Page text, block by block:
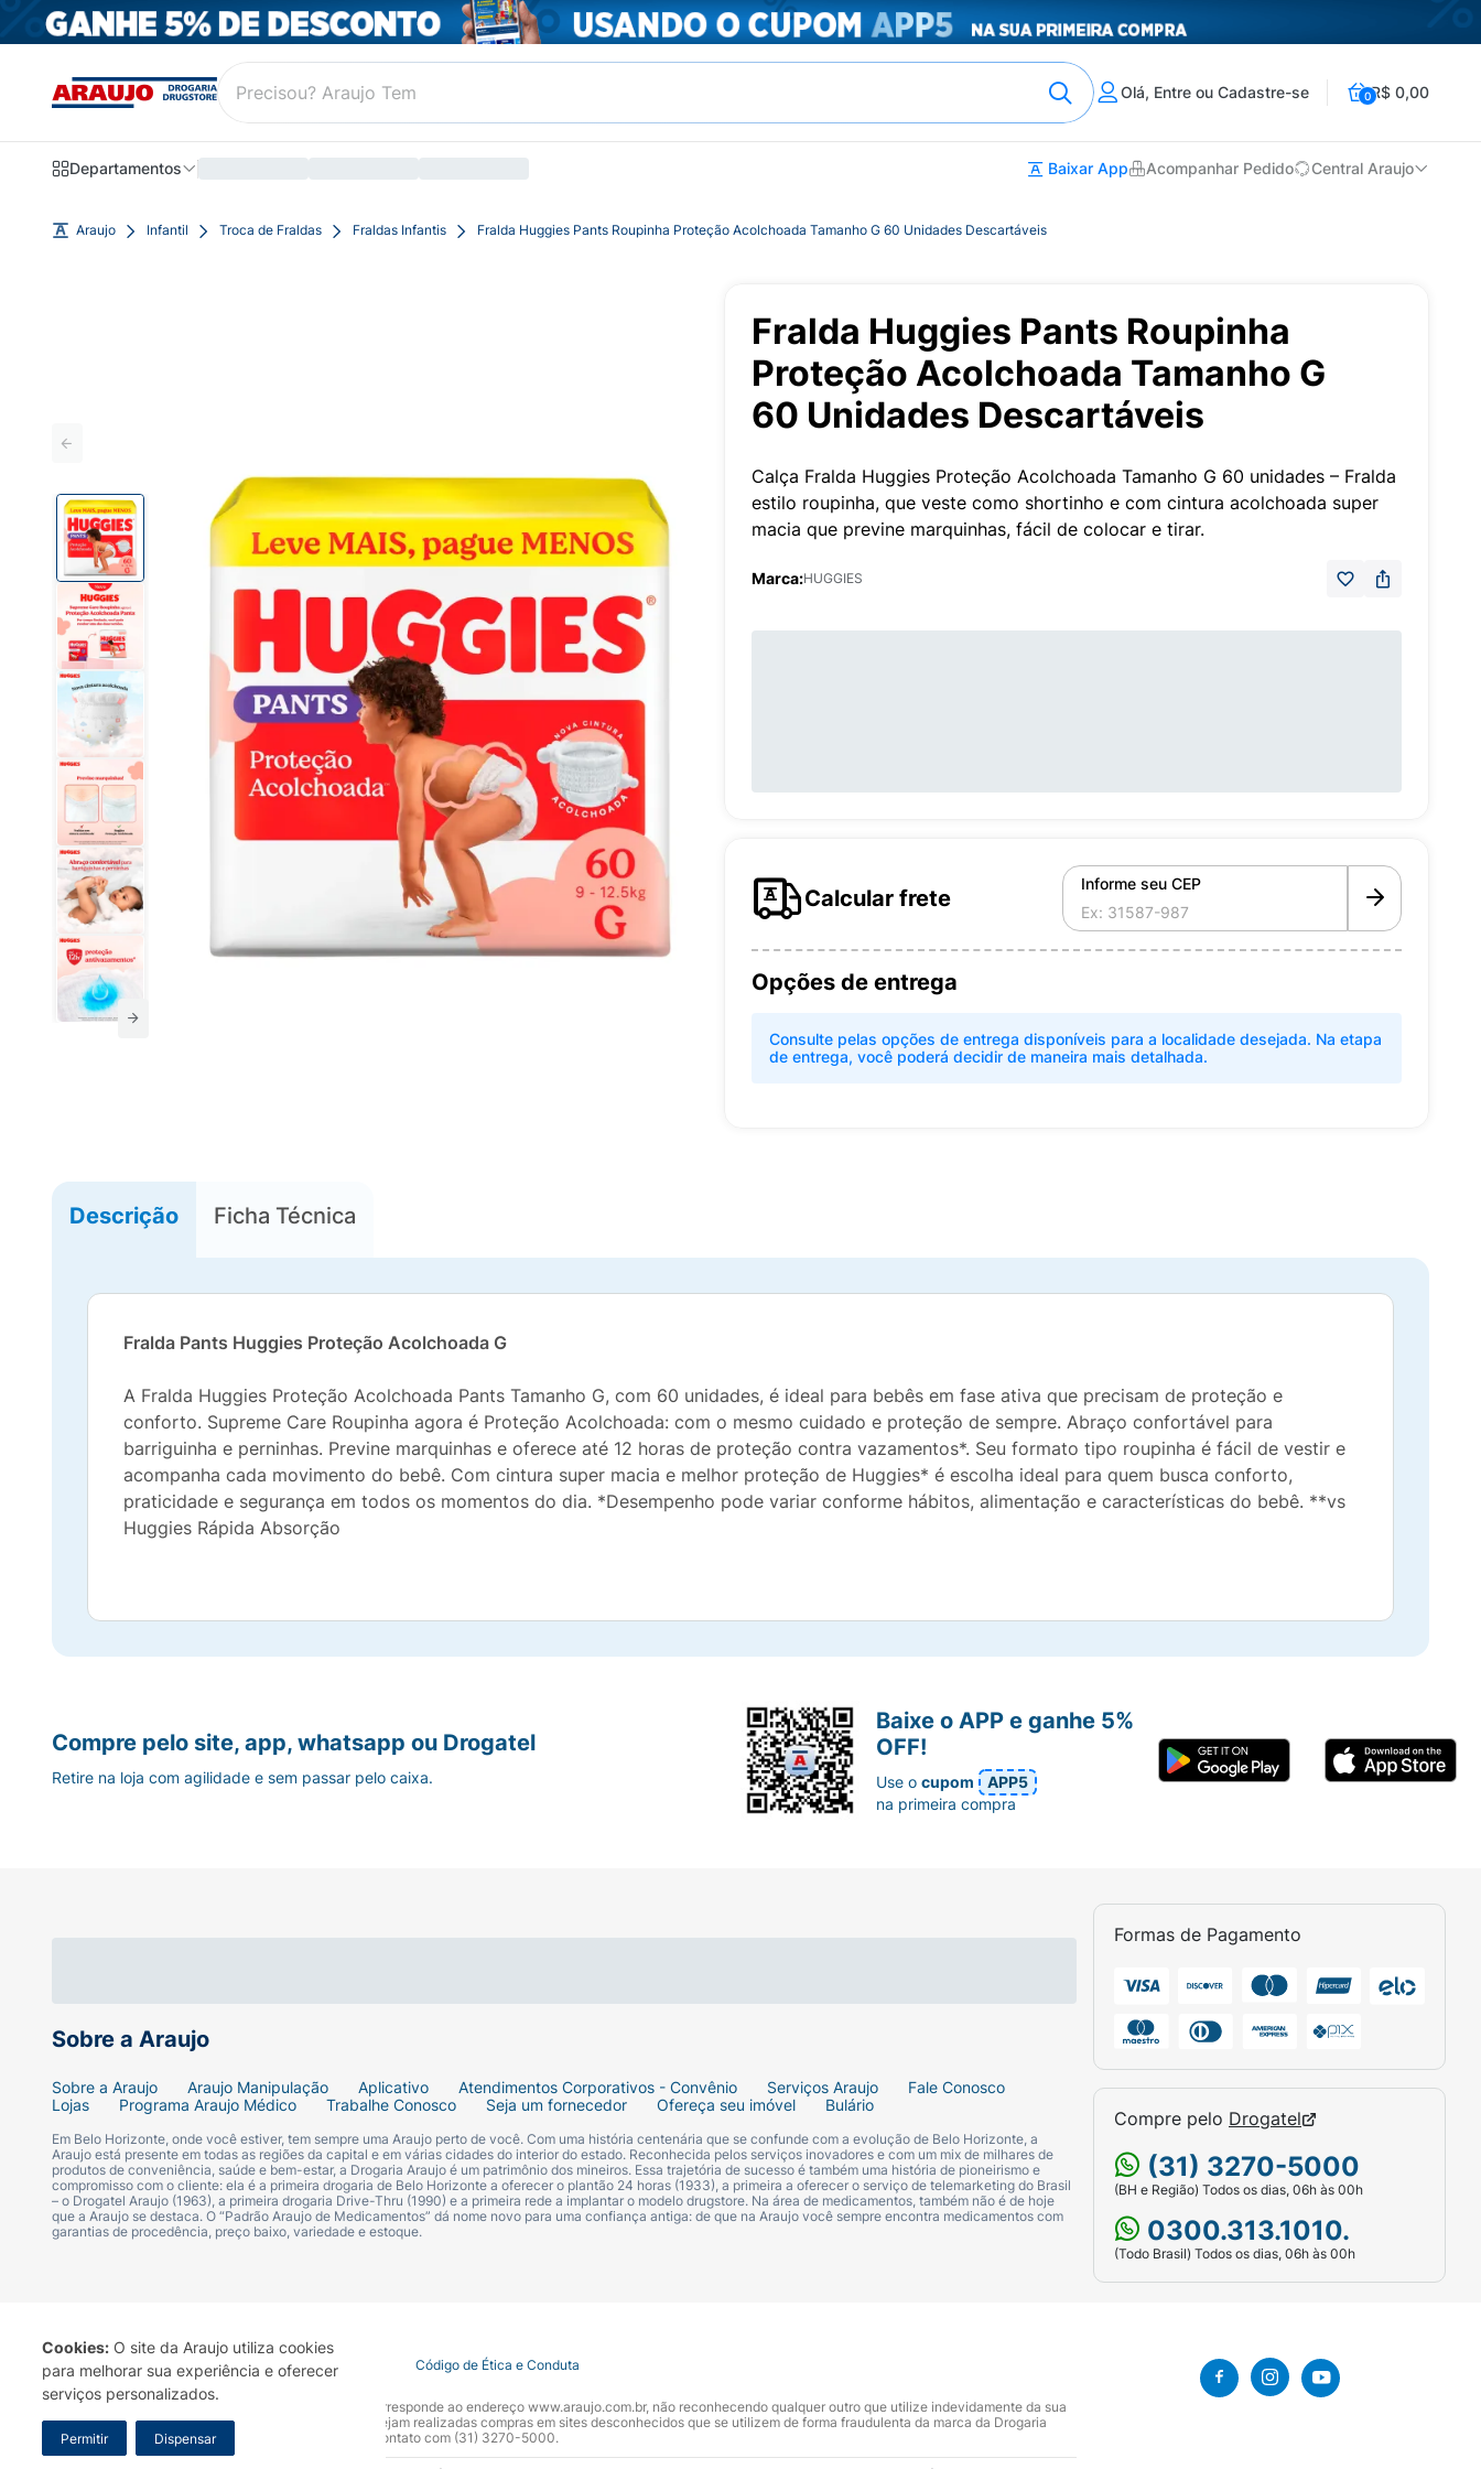
Cookies: O site da Araujo utiliza cookies
para melhorar sua experiência e oferecer
serviços personalizados.
Permitir Dispensar
Olá, Entre ou Cadastre-se 0R$ 0,00
Departamentos Baixar App Acompanhar Pedido Central Araujo
Araujo Infantil Troca de Fraldas Fraldas Infantis Fralda Huggies Pants Roupinha Proteção Acolchoada Tamanho G 60 Unidades Descartáveis
Fralda Huggies Pants Roupinha
Proteção Acolchoada Tamanho G
60 Unidades Descartáveis
Calça Fralda Huggies Proteção Acolchoada Tamanho G 60 unidades – Fralda
estilo roupinha, que veste como shortinho e com cintura acolchoada super
macia que previne marquinhas, fácil de colocar e tirar.
Marca:HUGGIES
Calcular frete
Informe seu CEP
Opções de entrega
Consulte pelas opções de entrega disponíveis para a localidade desejada. Na etapa
de entrega, você poderá decidir de maneira mais detalhada.
Descrição Ficha Técnica
Fralda Pants Huggies Proteção Acolchoada G
A Fralda Huggies Proteção Acolchoada Pants Tamanho G, com 60 unidades, é ideal para bebês em fase ativa que precisam de proteção e
conforto. Supreme Care Roupinha agora é Proteção Acolchoada: com o mesmo cuidado e proteção de sempre. Abraço confortável para
barriguinha e perninhas. Previne marquinhas e oferece até 12 horas de proteção contra vazamentos*. Seu formato tipo roupinha é fácil de vestir e
acompanha cada movimento do bebê. Com cintura super macia e melhor proteção de Huggies* é escolha ideal para quem busca conforto,
praticidade e segurança em todos os momentos do dia. *Desempenho pode variar conforme hábitos, alimentação e características do bebê. **vs
Huggies Rápida Absorção
Sobre a Araujo
Sobre a Araujo Araujo Manipulação Aplicativo Atendimentos Corporativos - Convênio Serviços Araujo
Fale Conosco
Lojas
Programa Araujo Médico Trabalhe Conosco Seja um fornecedor Ofereça seu imóvel Bulário
Em Belo Horizonte, onde você estiver, tem sempre uma Araujo perto de você. Com uma história centenária que se confunde com a evolução de Belo Horizonte, a
Araujo está presente em todas as regiões da capital e em várias cidades do interior do estado. Reconhecida pelos serviços inovadores e com um mix de milhares de
produtos de conveniência, saúde e bem-estar, a Drogaria Araujo é um patrimônio dos mineiros. Essa trajetória de sucesso é também uma história de pioneirismo e
compromisso com o cliente: ela é a primeira drogaria de Belo Horizonte a oferecer o plantão 24 horas (1933), a primeira a oferecer o serviço de telemarketing do Brasil
– o Drogatel Araujo (1963), a primeira drogaria Drive-Thru (1990) e a primeira rede a implantar o modelo drugstore. Na área de medicamentos, também não é de hoje
que a Araujo se destaca. O “Padrão Araujo de Medicamentos” dá nome novo para uma confiança antiga: de que na Araujo você sempre encontra medicamentos com
garantias de procedência, preço baixo, variedade e estoque.
Formas de Pagamento
Compre pelo Drogatel
(31) 3270-5000
(BH e Região) Todos os dias, 06h às 00h
0300.313.1010.
(Todo Brasil) Todos os dias, 06h às 00h
Compre pelo site, app, whatsapp ou Drogatel
Retire na loja com agilidade e sem passar pelo caixa.
Baixe o APP e ganhe 5%
OFF!
Use ocupom
APP5
na primeira compra
Termo de Uso Portal da Privacidade Covid-19 Código de Ética e Conduta
A Drogaria Araujo S/A informa que o seu site oficial corresponde ao endereço www.araujo.com.br, não reconhecendo qualquer outro que utilize indevidamente da sua
marca. Para sua segurança recomendamos que não sejam realizadas compras em sites desconhecidos que se utilizem de forma fraudulenta da marca da Drogaria
Araujo S.A. Em caso de dúvidas, gentileza entrar em contato com (31) 3270-5000.